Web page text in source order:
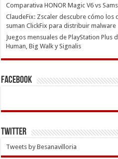
Comparativa HONOR Magic V6 vs
ClaudeFix: Zscaler descubre cómo los
suman ClickFix para distribuir malware
Juegos mensuales de PlayStation Plus
Human, Big Walk y Signalis
Facebook
Twitter
Tweets by Besanavilloria